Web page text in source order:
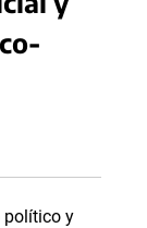
político y